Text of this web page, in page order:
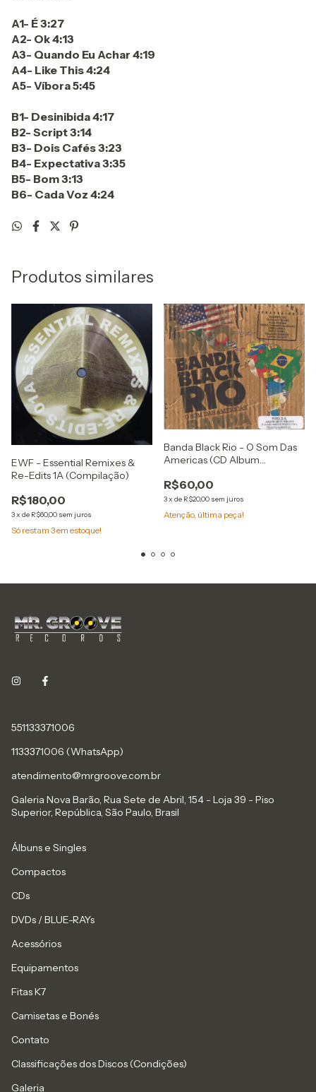
A1- É 3:27
A2- Ok 4:13
A3- Quando Eu Achar 4:19
A4- Like This 4:24
A5- Víbora 5:45
B1- Desinibida 4:17
B2- Script 3:14
B3- Dois Cafés 3:23
B4- Expectativa 3:35
B5- Bom 3:13
B6- Cada Voz 4:24
Produtos similares
EWF - Essential Remixes &
Re-Edits 1A (Compilação)
R$180,00
3x de R$60,00 sem juros
Só restam 3em estoque!
Banda Black Rio - O Som Das
Americas (CD Album
R$60,00
3x de R$20,00 sem juros
Atenção, última peça!
551133371006
1133371006 (WhatsApp)
atendimento@mrgroove.com.br
Galeria Nova Barão, Rua Sete de Abril, 154 - Loja 39 - Piso
Superior, República, São Paulo, Brasil
Álbuns e Singles
Compactos
CDs
DVDs / BLUE-RAYs
Acessórios
Equipamentos
Fitas K7
Camisetas e Bonés
Contato
Classificações dos Discos (Condições)
Galeria